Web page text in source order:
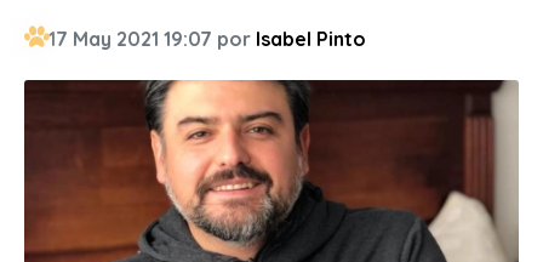
17 May 2021 19:07 por Isabel Pinto